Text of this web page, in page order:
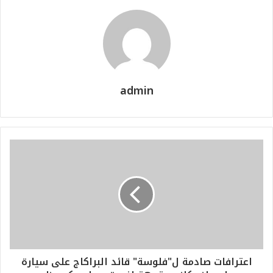
admin
اعترافات صادمة ل"فلوسة" قائد البراكاج على سيارة